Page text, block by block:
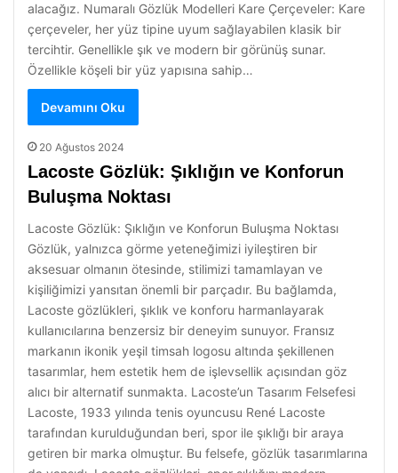
alacağız. Numaralı Gözlük Modelleri Kare Çerçeveler: Kare
çerçeveler, her yüz tipine uyum sağlayabilen klasik bir
tercihtir. Genellikle şık ve modern bir görünüş sunar.
Özellikle köşeli bir yüz yapısına sahip…
Devamını Oku
20 Ağustos 2024
Lacoste Gözlük: Şıklığın ve Konforun
Buluşma Noktası
Lacoste Gözlük: Şıklığın ve Konforun Buluşma Noktası
Gözlük, yalnızca görme yeteneğimizi iyileştiren bir
aksesuar olmanın ötesinde, stilimizi tamamlayan ve
kişiliğimizi yansıtan önemli bir parçadır. Bu bağlamda,
Lacoste gözlükleri, şıklık ve konforu harmanlayarak
kullanıcılarına benzersiz bir deneyim sunuyor. Fransız
markanın ikonik yeşil timsah logosu altında şekillenen
tasarımlar, hem estetik hem de işlevsellik açısından göz
alıcı bir alternatif sunmakta. Lacoste’un Tasarım Felsefesi
Lacoste, 1933 yılında tenis oyuncusu René Lacoste
tarafından kurulduğundan beri, spor ile şıklığı bir araya
getiren bir marka olmuştur. Bu felsefe, gözlük tasarımlarına